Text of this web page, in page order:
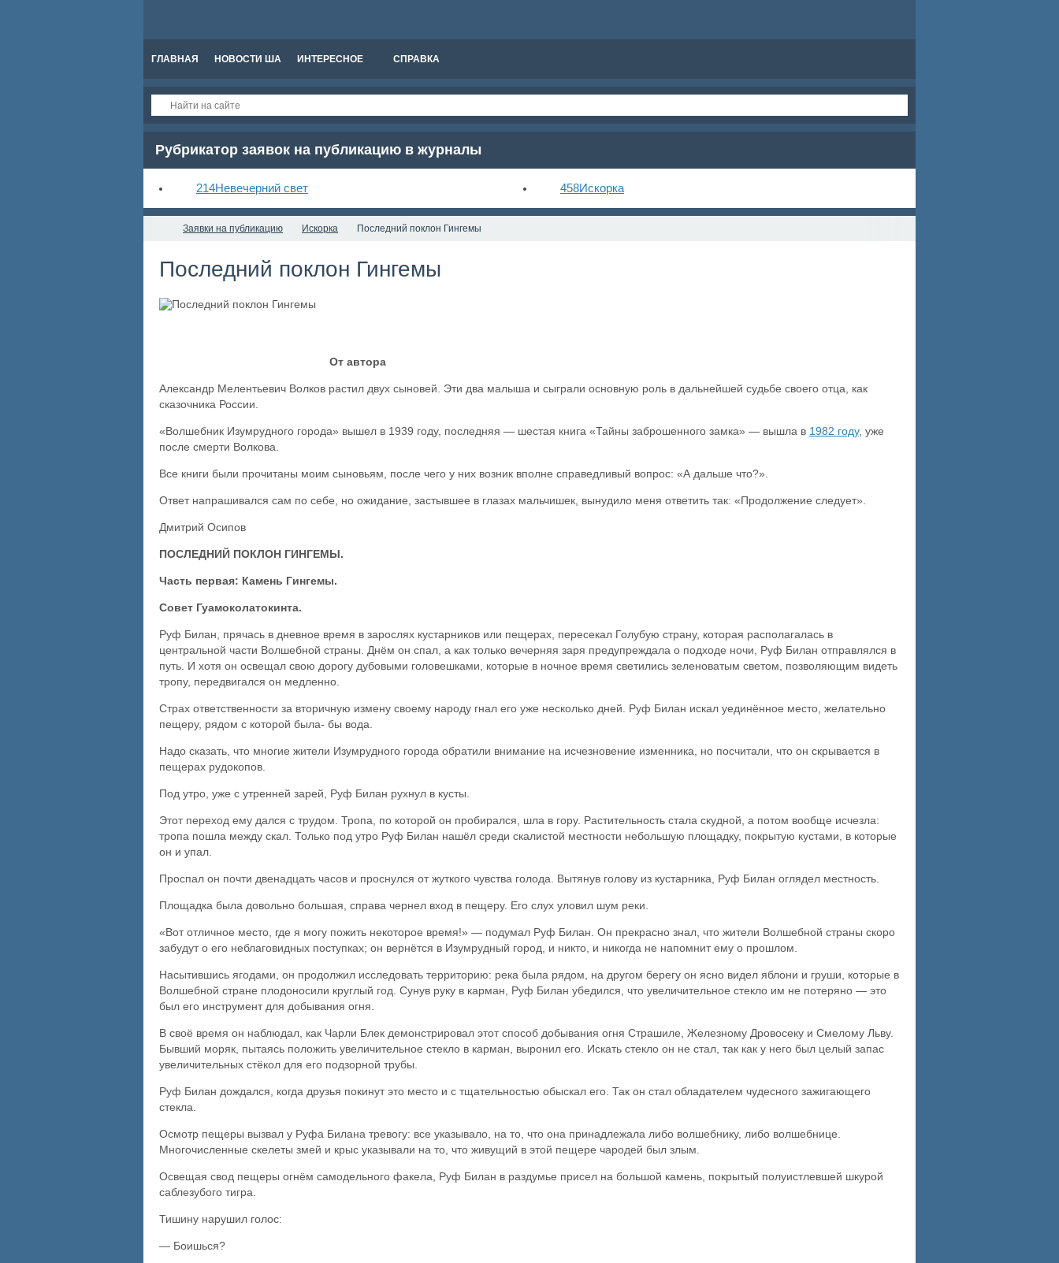
ГЛАВНАЯ НОВОСТИ ША ИНТЕРЕСНОЕ СПРАВКА
Рубрикатор заявок на публикацию в журналы
214Невечерний свет 458Искорка
Заявки на публикацию Искорка Последний поклон Гингемы
Последний поклон Гингемы
От автора
Александр Мелентьевич Волков растил двух сыновей. Эти два малыша и сыграли основную роль в дальнейшей судьбе своего отца, как
сказочника России.
«Волшебник Изумрудного города» вышел в 1939 году, последняя — шестая книга «Тайны заброшенного замка» — вышла в 1982 году, уже
после смерти Волкова.
Все книги были прочитаны моим сыновьям, после чего у них возник вполне справедливый вопрос: «А дальше что?».
Ответ напрашивался сам по себе, но ожидание, застывшее в глазах мальчишек, вынудило меня ответить так: «Продолжение следует».
Дмитрий Осипов
ПОСЛЕДНИЙ ПОКЛОН ГИНГЕМЫ.
Часть первая: Камень Гингемы.
Совет Гуамоколатокинта.
Руф Билан, прячась в дневное время в зарослях кустарников или пещерах, пересекал Голубую страну, которая располагалась в
центральной части Волшебной страны. Днём он спал, а как только вечерняя заря предупреждала о подходе ночи, Руф Билан отправлялся в
путь. И хотя он освещал свою дорогу дубовыми головешками, которые в ночное время светились зеленоватым светом, позволяющим видеть
тропу, передвигался он медленно.
Страх ответственности за вторичную измену своему народу гнал его уже несколько дней. Руф Билан искал уединённое место, желательно
пещеру, рядом с которой была- бы вода.
Надо сказать, что многие жители Изумрудного города обратили внимание на исчезновение изменника, но посчитали, что он скрывается в
пещерах рудокопов.
Под утро, уже с утренней зарей, Руф Билан рухнул в кусты.
Этот переход ему дался с трудом. Тропа, по которой он пробирался, шла в гору. Растительность стала скудной, а потом вообще исчезла:
тропа пошла между скал. Только под утро Руф Билан нашёл среди скалистой местности небольшую площадку, покрытую кустами, в которые
он и упал.
Проспал он почти двенадцать часов и проснулся от жуткого чувства голода. Вытянув голову из кустарника, Руф Билан оглядел местность.
Площадка была довольно большая, справа чернел вход в пещеру. Его слух уловил шум реки.
«Вот отличное место, где я могу пожить некоторое время!» — подумал Руф Билан. Он прекрасно знал, что жители Волшебной страны скоро
забудут о его неблаговидных поступках; он вернётся в Изумрудный город, и никто, и никогда не напомнит ему о прошлом.
Насытившись ягодами, он продолжил исследовать территорию: река была рядом, на другом берегу он ясно видел яблони и груши, которые в
Волшебной стране плодоносили круглый год. Сунув руку в карман, Руф Билан убедился, что увеличительное стекло им не потеряно — это
был его инструмент для добывания огня.
В своё время он наблюдал, как Чарли Блек демонстрировал этот способ добывания огня Страшиле, Железному Дровосеку и Смелому Льву.
Бывший моряк, пытаясь положить увеличительное стекло в карман, выронил его. Искать стекло он не стал, так как у него был целый запас
увеличительных стёкол для его подзорной трубы.
Руф Билан дождался, когда друзья покинут это место и с тщательностью обыскал его. Так он стал обладателем чудесного зажигающего
стекла.
Осмотр пещеры вызвал у Руфа Билана тревогу: все указывало, на то, что она принадлежала либо волшебнику, либо волшебнице.
Многочисленные скелеты змей и крыс указывали на то, что живущий в этой пещере чародей был злым.
Освещая свод пещеры огнём самодельного факела, Руф Билан в раздумье присел на большой камень, покрытый полуистлевшей шкурой
саблезубого тигра.
Тишину нарушил голос:
— Боишься?